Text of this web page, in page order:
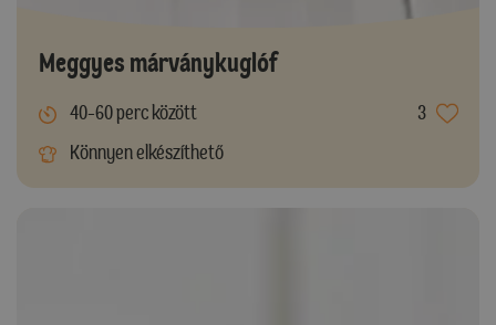
Meggyes márványkuglóf
40-60 perc között
3
Könnyen elkészíthető